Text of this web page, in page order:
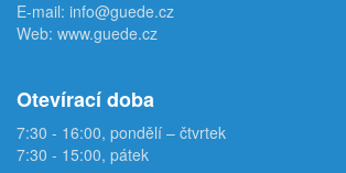
E-mail: info@guede.cz
Web: www.guede.cz
Otevírací doba
7:30 - 16:00, pondělí – čtvrtek
7:30 - 15:00, pátek